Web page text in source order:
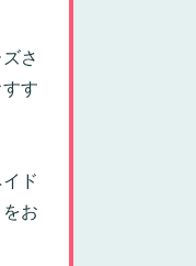
さ
す
ド
お